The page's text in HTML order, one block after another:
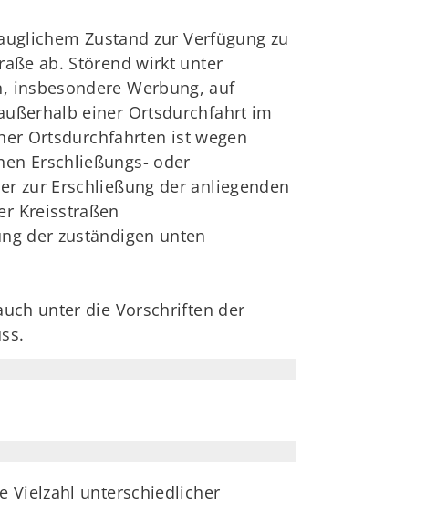
Zustand zur Verfügung zu
ab. Störend wirkt unter
insbesondere Werbung, auf
einer Ortsdurchfahrt im
Ortsdurchfahrten ist wegen
Erschließungs- oder
zur Erschließung der anliegenden
Kreisstraßen
der zuständigen unten
unter die Vorschriften der
Vielzahl unterschiedlicher